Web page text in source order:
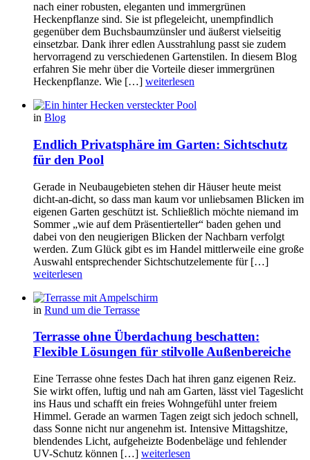
nach einer robusten, eleganten und immergrünen
Heckenpflanze sind. Sie ist pflegeleicht, unempfindlich
gegenüber dem Buchsbaumzünsler und äußerst vielseitig
einsetzbar. Dank ihrer edlen Ausstrahlung passt sie zudem
hervorragend zu verschiedenen Gartenstilen. In diesem Blog
erfahren Sie mehr über die Vorteile dieser immergrünen
Heckenpflanze. Wie […] weiterlesen
in Blog
Endlich Privatsphäre im Garten: Sichtschutz
für den Pool
Gerade in Neubaugebieten stehen dir Häuser heute meist
dicht-an-dicht, so dass man kaum vor unliebsamen Blicken im
eigenen Garten geschützt ist. Schließlich möchte niemand im
Sommer „wie auf dem Präsentierteller“ baden gehen und
dabei von den neugierigen Blicken der Nachbarn verfolgt
werden. Zum Glück gibt es im Handel mittlerweile eine große
Auswahl entsprechender Sichtschutzelemente für […]
weiterlesen
in Rund um die Terrasse
Terrasse ohne Überdachung beschatten:
Flexible Lösungen für stilvolle Außenbereiche
Eine Terrasse ohne festes Dach hat ihren ganz eigenen Reiz.
Sie wirkt offen, luftig und nah am Garten, lässt viel Tageslicht
ins Haus und schafft ein freies Wohngefühl unter freiem
Himmel. Gerade an warmen Tagen zeigt sich jedoch schnell,
dass Sonne nicht nur angenehm ist. Intensive Mittagshitze,
blendendes Licht, aufgeheizte Bodenbeläge und fehlender
UV-Schutz können […] weiterlesen